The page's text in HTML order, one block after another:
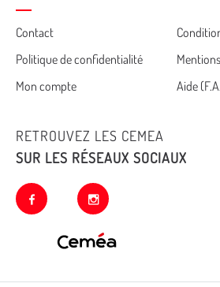
Cemea
footer
Contact
Politique de confidentialité
Mon compte
Aide
RETROUVEZ LES CEMEA
SUR LES RÉSEAUX SOCIAUX
facebook instagram